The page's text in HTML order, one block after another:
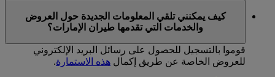
كيف يمكنني تلقي المعلومات الجديدة حول العروض
والخدمات التي تقدمها طيران الإمارات؟
قوموا بالتسجيل للحصول على رسائل البريد الإلكتروني
للعروض الخاصة عن طريق إكمال هذه الاستمارة.